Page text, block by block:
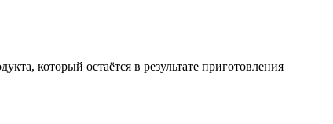
который остаётся в результате приготовления